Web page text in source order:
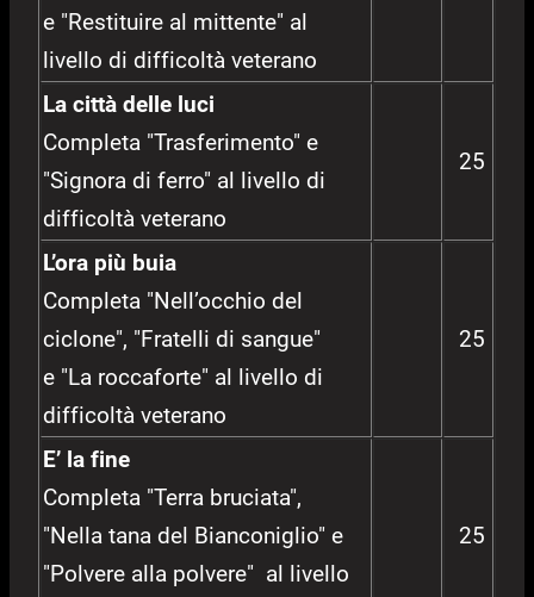
e "Restituire al mittente" al
livello di difficoltà veterano
La città delle luci
Completa "Trasferimento" e
"Signora di ferro" al livello di
difficoltà veterano
25
L’ora più buia
Completa "Nell’occhio del
ciclone", "Fratelli di sangue"
e "La roccaforte" al livello di
difficoltà veterano
25
E’ la fine
Completa "Terra bruciata",
"Nella tana del Bianconiglio" e
"Polvere alla polvere" al livello
25